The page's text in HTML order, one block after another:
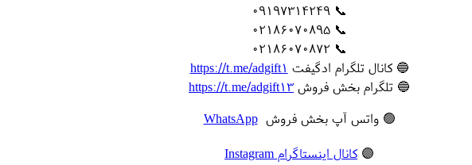
📞 09197314249
📞 02186070895
📞 02186070872
🔵 کانال تلگرام ادگیفت https://t.me/adgift1
🔵 تلگرام بخش فروش https://t.me/adgift13
🟢 واتس آپ بخش فروشWhatsApp
🟣 کانال اینستاگرام Instagram